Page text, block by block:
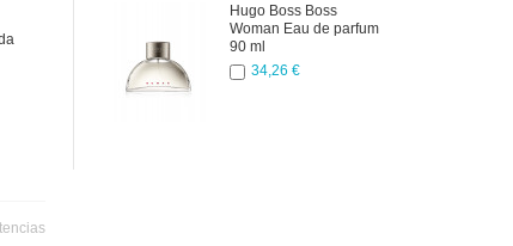
Hugo Boss Boss
Woman Eau de parfum
90 ml
34,26 €